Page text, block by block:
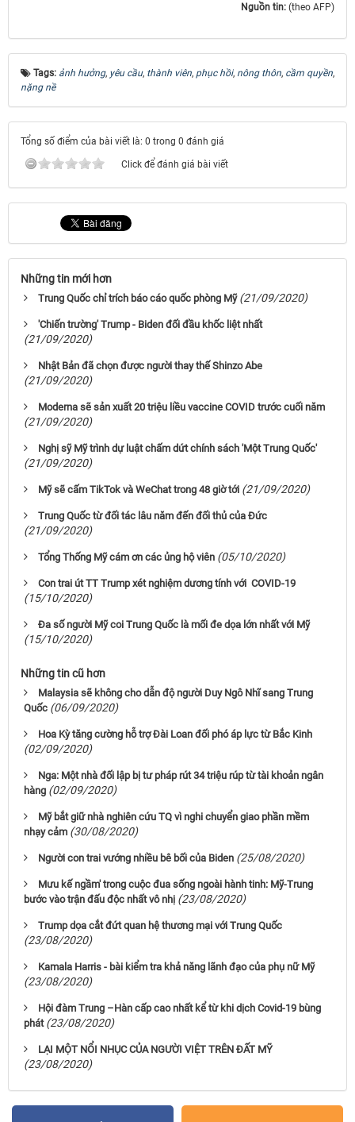
Nguồn tin: (theo AFP)
Tags: ảnh hưởng, yêu cầu, thành viên, phục hồi, nông thôn, cầm quyền,
nặng nề
Tổng số điểm của bài viết là: 0 trong 0 đánh giá
Click để đánh giá bài viết
Những tin mới hơn
Trung Quốc chỉ trích báo cáo quốc phòng Mỹ (21/09/2020)
'Chiến trường' Trump - Biden đối đầu khốc liệt nhất
(21/09/2020)
Nhật Bản đã chọn được người thay thế Shinzo Abe
(21/09/2020)
Moderna sẽ sản xuất 20 triệu liều vaccine COVID trước cuối năm
(21/09/2020)
Nghị sỹ Mỹ trình dự luật chấm dứt chính sách 'Một Trung Quốc'
(21/09/2020)
Mỹ sẽ cấm TikTok và WeChat trong 48 giờ tới (21/09/2020)
Trung Quốc từ đối tác lâu năm đến đối thủ của Đức
(21/09/2020)
Tổng Thống Mỹ cám ơn các ủng hộ viên (05/10/2020)
Con trai út TT Trump xét nghiệm dương tính với COVID-19
(15/10/2020)
Đa số người Mỹ coi Trung Quốc là mối đe dọa lớn nhất với Mỹ
(15/10/2020)
Những tin cũ hơn
Malaysia sẽ không cho dẫn độ người Duy Ngô Nhĩ sang Trung
Quốc (06/09/2020)
Hoa Kỳ tăng cường hỗ trợ Đài Loan đối phó áp lực từ Bắc Kinh
(02/09/2020)
Nga: Một nhà đối lập bị tư pháp rút 34 triệu rúp từ tài khoản ngân
hàng (02/09/2020)
Mỹ bắt giữ nhà nghiên cứu TQ vì nghi chuyển giao phần mềm
nhạy cảm (30/08/2020)
Người con trai vướng nhiều bê bối của Biden (25/08/2020)
Mưu kế ngầm' trong cuộc đua sống ngoài hành tinh: Mỹ-Trung
bước vào trận đấu độc nhất vô nhị (23/08/2020)
Trump dọa cắt đứt quan hệ thương mại với Trung Quốc
(23/08/2020)
Kamala Harris - bài kiểm tra khả năng lãnh đạo của phụ nữ Mỹ
(23/08/2020)
Hội đàm Trung –Hàn cấp cao nhất kể từ khi dịch Covid-19 bùng
phát (23/08/2020)
LẠI MỘT NỔI NHỤC CỦA NGƯỜI VIỆT TRÊN ĐẤT MỸ
(23/08/2020)